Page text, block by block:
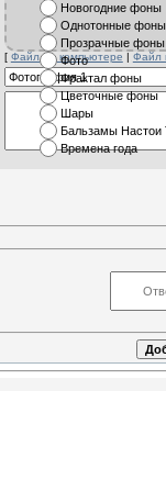
Новогодние фоны
Однотонные фоны
Прозрачные фоны
Фото
Фрактал фоны
Цветочные фоны
Шары
Бальзамы Настои
Времена года
[ Файл на компьютере | Файл